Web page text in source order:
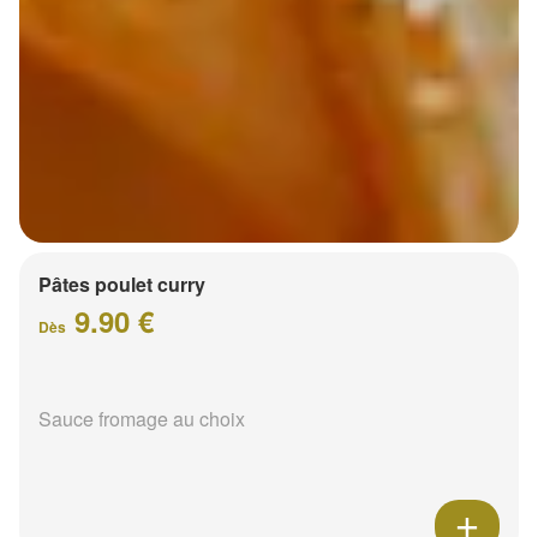
Pâtes poulet curry
Dès 9.90 €
Sauce fromage au choix